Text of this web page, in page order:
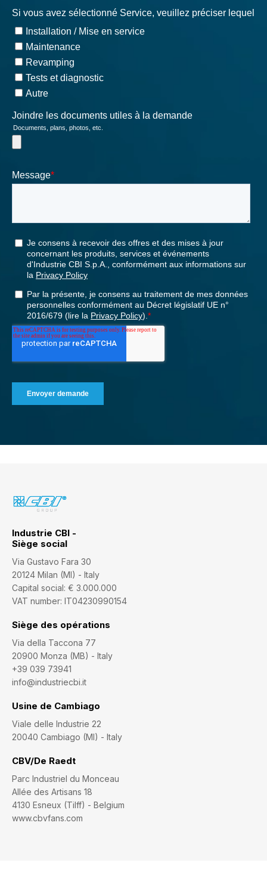
Industrie CBI -
Siège social
Via Gustavo Fara 30
20124 Milan (MI) - Italy
Capital social: € 3.000.000
VAT number: IT04230990154
Siège des opérations
Via della Taccona 77
20900 Monza (MB) - Italy
+39 039 73941
info@industriecbi.it
Usine de Cambiago
Viale delle Industrie 22
20040 Cambiago (MI) - Italy
CBV/De Raedt
Parc Industriel du Monceau
Allée des Artisans 18
4130 Esneux (Tilff) - Belgium
www.cbvfans.com